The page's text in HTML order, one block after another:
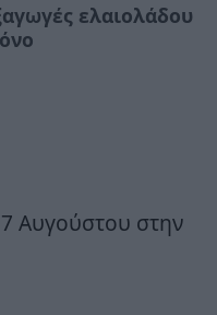
ελαιολάδου
Αυγούστου στην